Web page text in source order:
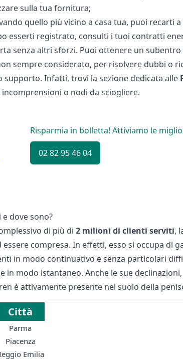
sulla tua fornitura;
quello più vicino a casa tua, puoi recarti
esserti registrato, consulti i tuoi contratti
senza altri sforzi. Puoi ottenere un subentro
sempre considerato, per risolvere dubbi o
supporto. Infatti, trovi la sezione dedicata alle
o nodi da sciogliere.
Risparmia in bolletta! Attiviamo le
02 82 95 46 04
dove sono?
di più di 2 milioni di clienti serviti,
compresa. In effetti, esso si occupa di
in modo continuativo e senza particolari
in modo istantaneo. Anche le sue
è attivamente presente nel suolo della
Città
Parma
Piacenza
Emilia